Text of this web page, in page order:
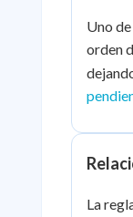
Uno
orden
La